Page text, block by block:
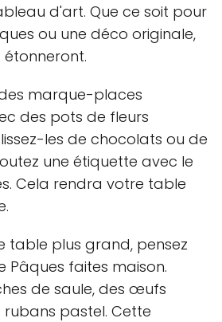
d'art. Que ce soit pour
ou une déco originale,
marque-places
des pots de fleurs
les de chocolats ou de
une étiquette avec le
Cela rendra votre table
table plus grand, pensez
Pâques faites maison.
de saule, des œufs
pastel. Cette